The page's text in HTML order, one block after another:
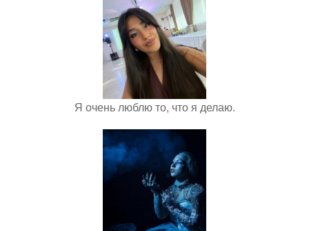
Я очень люблю то, что я делаю.